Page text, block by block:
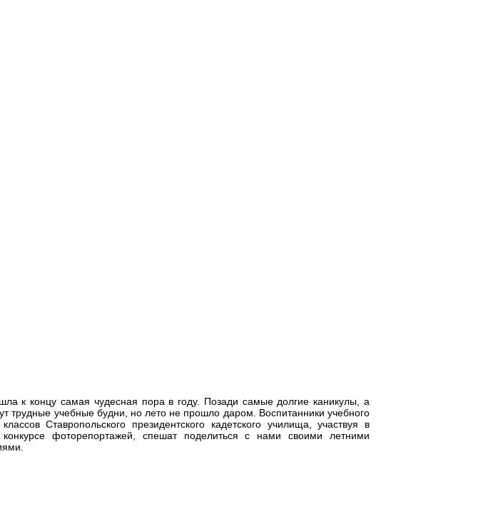
к концу самая чудесная пора в году. Позади самые долгие каникулы, а
трудные учебные будни, но лето не прошло даром. Воспитанники учебного
Ставропольского президентского кадетского училища, участвуя в
фоторепортажей, спешат поделиться с нами своими летними